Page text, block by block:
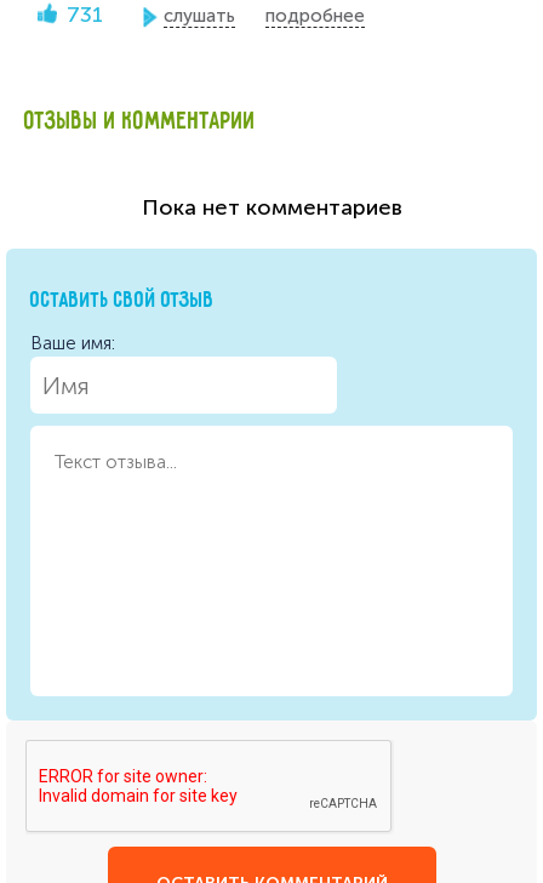
731 слушать подробнее
ОТЗЫВЫ И КОММЕНТАРИИ
Пока нет комментариев
ОСТАВИТЬ СВОЙ ОТЗЫВ
Ваше имя: